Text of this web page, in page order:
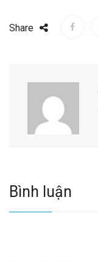
Share
Bình luận